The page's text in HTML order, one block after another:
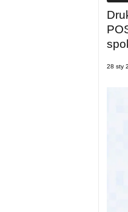
28 sty